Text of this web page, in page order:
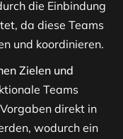
die Einbindung
da diese Teams
und koordinieren.
Zielen und
Teams
direkt in
wodurch ein